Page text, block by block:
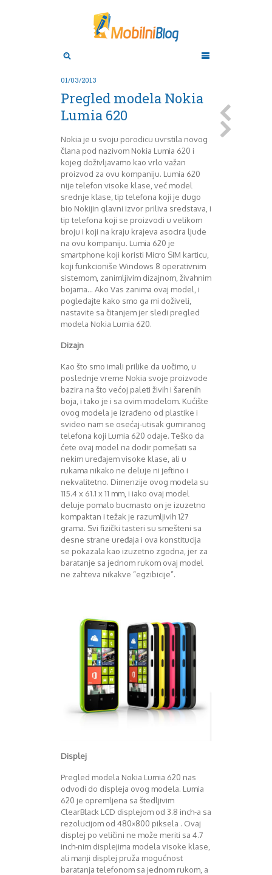
Android
BlackBerry
Huawei
Igrice
Lenovo
LG
Motorola
Nokia
Pitamo stručnjake
Samsung
Sony
Testovi modela
Upoređivanje modela
Windows Phone
Novembar 2011
Februar 2012
Maj 2012
Juni 2012
August 2012
Septembar 2012
Oktobar 2012
Novembar 2012
Decembar 2012
Februar 2013
Mart 2013
April 2013
Maj 2013
Juni 2013
Oktobar 2013
Novembar 2013
Decembar 2013
Januar 2014
Februar 2014
Mart 2014
April 2014
Maj 2014
Juni 2014
Juli 2014
August 2014
Septembar 2014
Oktobar 2014
Novembar 2014
Decembar 2014
Maj 2015
Juni 2015
Juli 2015
August 2015
Oktobar 2015
Novembar 2015
Decembar 2015
Februar 2016
Juli 2016
August 2016
Septembar 2016
Oktobar 2016
Novembar 2016
01/03/2013
Pregled modela Nokia
Lumia 620
Nokia je u svoju porodicu uvrstila novog
člana pod nazivom Nokia Lumia 620 i
kojeg doživljavamo kao vrlo važan
proizvod za ovu kompaniju. Lumia 620
nije telefon visoke klase, već model
srednje klase, tip telefona koji je dugo
bio Nokijin glavni izvor priliva sredstava, i
tip telefona koji se proizvodi u velikom
broju i koji na kraju krajeva asocira ljude
na ovu kompaniju. Lumia 620 je
smartphone koji koristi Micro SIM karticu,
koji funkcioniše Windows 8 operativnim
sistemom, zanimljivim dizajnom, živahnim
bojama… Ako Vas zanima ovaj model, i
pogledajte kako smo ga mi doživeli,
nastavite sa čitanjem jer sledi pregled
modela Nokia Lumia 620.
Dizajn
Kao što smo imali prilike da uočimo, u
poslednje vreme Nokia svoje proizvode
bazira na što većoj paleti živih i šarenih
boja, i tako je i sa ovim modelom. Kućište
ovog modela je izrađeno od plastike i
svideo nam se osećaj-utisak gumiranog
telefona koji Lumia 620 odaje. Teško da
ćete ovaj model na dodir pomešati sa
nekim uređajem visoke klase, ali u
rukama nikako ne deluje ni jeftino i
nekvalitetno. Dimenzije ovog modela su
115.4 x 61.1 x 11 mm, i iako ovaj model
deluje pomalo bucmasto on je izuzetno
kompaktan i težak je razumljivih 127
grama. Svi fizički tasteri su smešteni sa
desne strane uređaja i ova konstitucija
se pokazala kao izuzetno zgodna, jer za
baratanje sa jednom rukom ovaj model
ne zahteva nikakve “egzibicije”.
Displej
Pregled modela Nokia Lumia 620 nas
odvodi do displeja ovog modela. Lumia
620 je opremljena sa štedljivim
ClearBlack LCD displejom od 3.8 inch-a sa
rezolucijom od 480×800 piksela . Ovaj
displej po veličini ne može meriti sa 4.7
inch-nim displejima modela visoke klase,
ali manji displej pruža mogućnost
baratanja telefonom sa jednom rukom, a